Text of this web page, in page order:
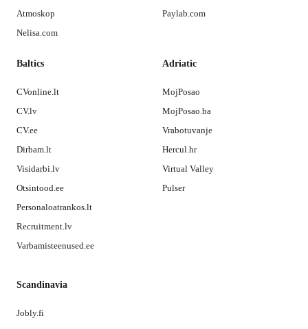
Atmoskop
Nelisa.com
Paylab.com
Baltics
CVonline.lt
CV.lv
CV.ee
Dirbam.lt
Visidarbi.lv
Otsintood.ee
Personaloatrankos.lt
Recruitment.lv
Varbamisteenused.ee
Adriatic
MojPosao
MojPosao.ba
Vrabotuvanje
Hercul.hr
Virtual Valley
Pulser
Scandinavia
Jobly.fi